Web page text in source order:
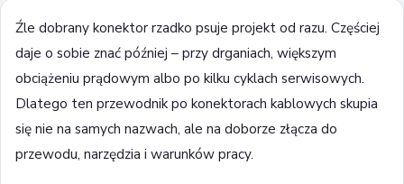
Przewodnik po konektorach kablowych
06 czerwca 2026 8 min czytania
Źle dobrany konektor rzadko psuje projekt od razu. Częściej
daje o sobie znać później – przy drganiach, większym
obciążeniu prądowym albo po kilku cyklach serwisowych.
Dlatego ten przewodnik po konektorach kablowych skupia
się nie na samych nazwach, ale na doborze złącza do
przewodu, narzędzia i warunków pracy.